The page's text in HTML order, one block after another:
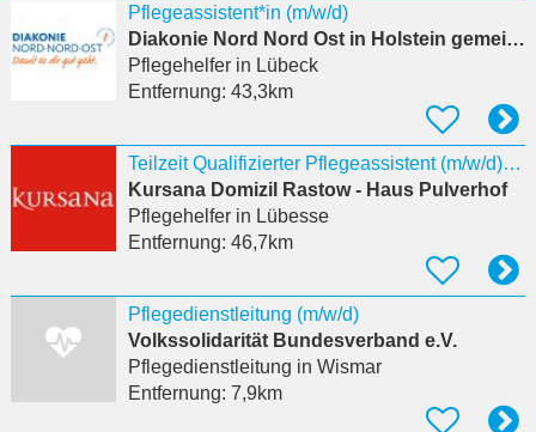
Pflegeassistent*in (m/w/d)
Diakonie Nord Nord Ost in Holstein gemeinnützige GmbH
Pflegehelferin Lübeck
Entfernung: 43,3km
Teilzeit Qualifizierter Pflegeassistent (m/w/d) mit mind. einjähriger Ausbildung im Pflegeheim
Kursana Domizil Rastow - Haus Pulverhof
Pflegehelferin Lübesse
Entfernung: 46,7km
Pflegedienstleitung (m/w/d)
Volkssolidarität Bundesverband e.V.
Pflegedienstleitung in Wismar
Entfernung: 7,9km